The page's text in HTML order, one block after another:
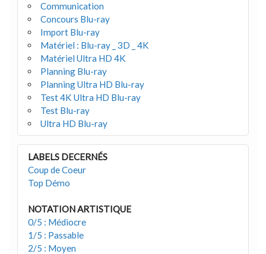
Communication
Concours Blu-ray
Import Blu-ray
Matériel : Blu-ray _ 3D _ 4K
Matériel Ultra HD 4K
Planning Blu-ray
Planning Ultra HD Blu-ray
Test 4K Ultra HD Blu-ray
Test Blu-ray
Ultra HD Blu-ray
LABELS DECERNÉS
Coup de Coeur
Top Démo
NOTATION ARTISTIQUE
0/5 : Médiocre
1/5 : Passable
2/5 : Moyen